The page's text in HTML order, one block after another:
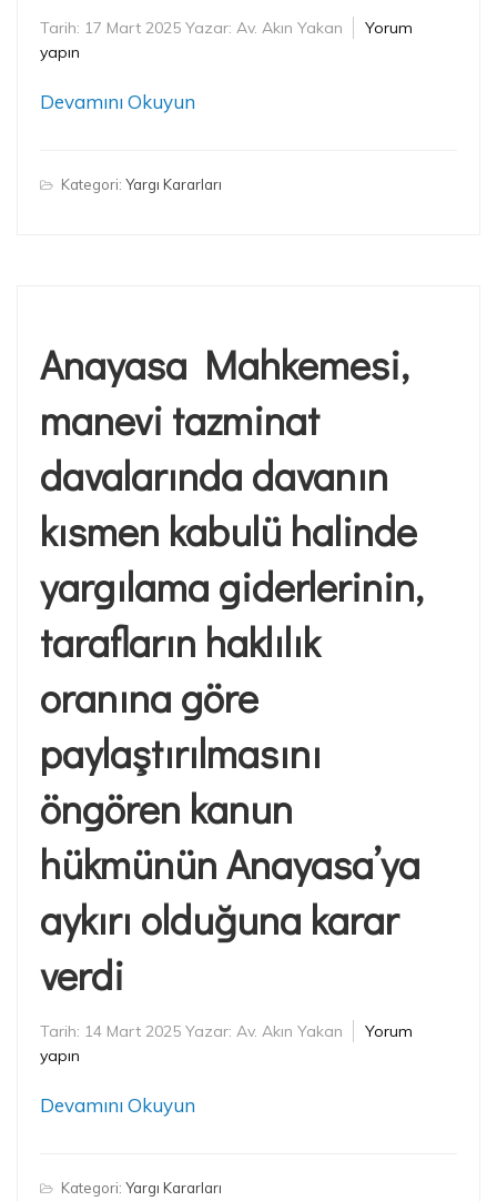
Tarih: 17 Mart 2025 Yazar: Av. Akın Yakan
Yorum
yapın
Devamını Okuyun
Kategori: Yargı Kararları
Anayasa Mahkemesi,
manevi tazminat
davalarında davanın
kısmen kabulü halinde
yargılama giderlerinin,
tarafların haklılık
oranına göre
paylaştırılmasını
öngören kanun
hükmünün Anayasa’ya
aykırı olduğuna karar
verdi
Tarih: 14 Mart 2025 Yazar: Av. Akın Yakan
Yorum
yapın
Devamını Okuyun
Kategori: Yargı Kararları